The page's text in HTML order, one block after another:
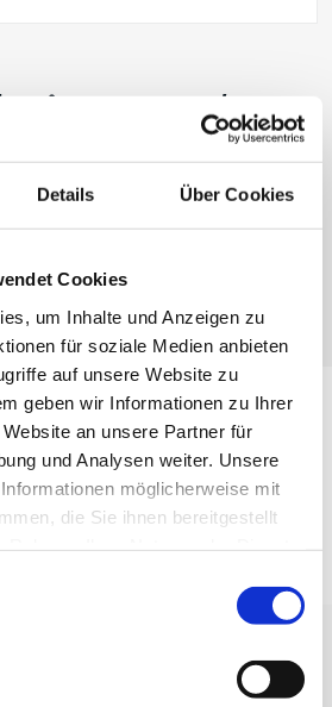
Details Über Cookies
Cookies
um Inhalte und Anzeigen zu
für soziale Medien anbieten
auf unsere Website zu
geben wir Informationen zu Ihrer
an unsere Partner für
und Analysen weiter. Unsere
möglicherweise mit
die Sie ihnen bereitgestellt
50/38
des Sauganschlusses von ø50 auf